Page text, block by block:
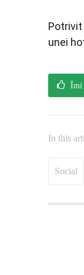
Potrivit
unei
Îmi
In this
Social